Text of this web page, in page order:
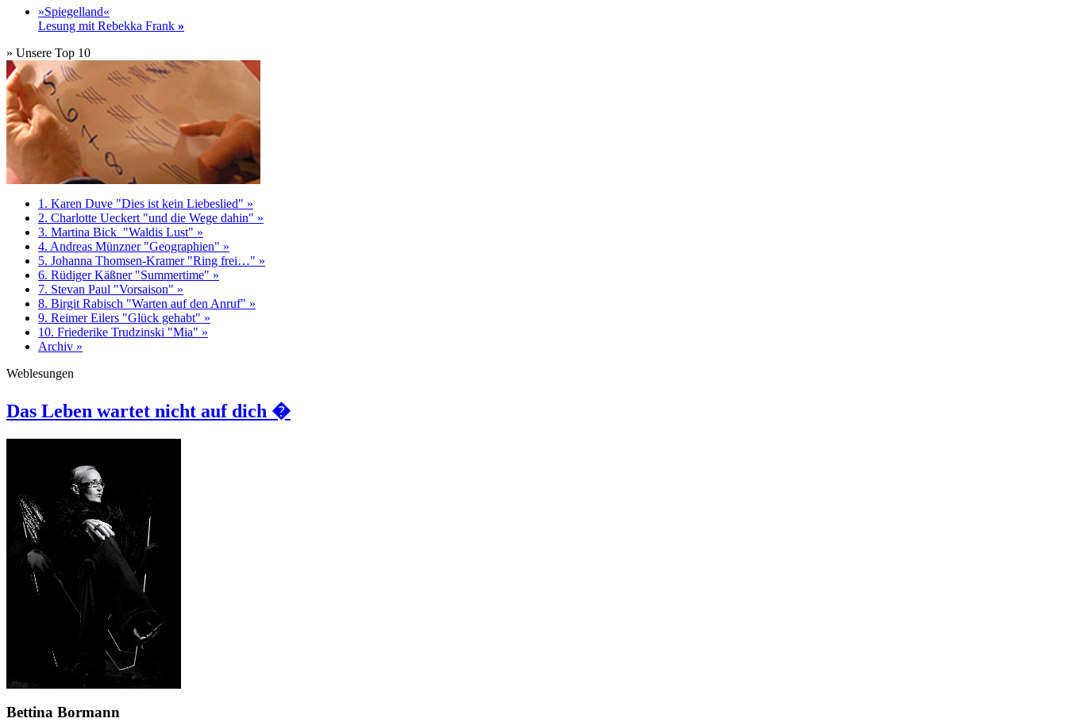
»Spiegelland«
Lesung mit Rebekka Frank »
» Unsere Top 10
1. Karen Duve "Dies ist kein Liebeslied" »
2. Charlotte Ueckert "und die Wege dahin" »
3. Martina Bick "Waldis Lust" »
4. Andreas Münzner "Geographien" »
5. Johanna Thomsen-Kramer "Ring frei…" »
6. Rüdiger Käßner "Summertime" »
7. Stevan Paul "Vorsaison" »
8. Birgit Rabisch "Warten auf den Anruf" »
9. Reimer Eilers "Glück gehabt" »
10. Friederike Trudzinski "Mia" »
Archiv »
Weblesungen
Das Leben wartet nicht auf dich �
Bettina Bormann